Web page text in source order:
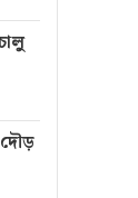
দৌড়